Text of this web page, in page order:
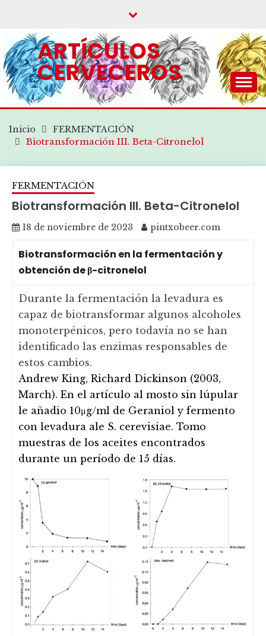
contenido
ARTÍCULOS
CERVECEROS
.
Inicio
FERMENTACIÓN
Biotransformación III. Beta-Citronelol
FERMENTACIÓN
Biotransformación III. Beta-Citronelol
18 de noviembre de 2023 pintxobeer.com
Biotransformación en la fermentación y
obtención de β-citronelol
Durante la fermentación la levadura es
capaz de biotransformar algunos alcoholes
monoterpénicos, pero todavía no se han
identificado las enzimas responsables de
estos cambios.
Andrew King, Richard Dickinson (2003,
March). En el artículo al mosto sin lúpular
le añadio 10μg/ml de Geraniol y fermento
con levadura ale S. cerevisiae. Tomo
muestras de los aceites encontrados
durante un período de 15 días.